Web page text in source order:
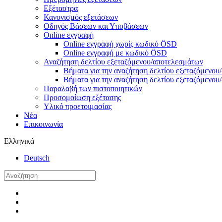
Εξέταστρα
Κανονισμός εξετάσεων
Οδηγός Βάσεων και Υποβάσεων
Online εγγραφή
Online εγγραφή χωρίς κωδικό ÖSD
Online εγγραφή με κωδικό ÖSD
Αναζήτηση δελτίου εξεταζόμενου/αποτελεσμάτων
Βήματα για την αναζήτηση δελτίου
Βήματα για την αναζήτηση δελτίου
Παραλαβή των πιστοποιητικών
Προσομοίωση εξέτασης
Υλικό προετοιμασίας
Νέα
Επικοινωνία
Ελληνικά
Deutsch